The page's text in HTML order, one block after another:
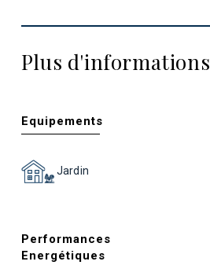
Plus d'informations
Equipements
Jardin
Performances
Energétiques